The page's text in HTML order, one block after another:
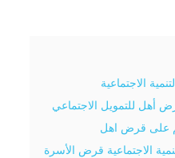
الاجتماعية
أهل للتمويل الاجتماعي
على قرض اهل
الاجتماعية قرض الأسرة